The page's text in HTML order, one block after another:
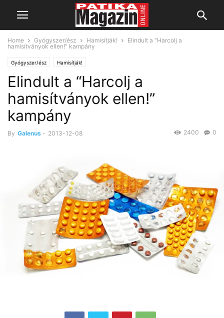
Home Gyógyszer/ész Hamisítják!
Elindult a “Harcolj a
hamisítványok ellen!” kampány
Gyógyszer/ész Hamisítják!
Elindult a “Harcolj a
hamisítványok ellen!”
kampány
By Galenus - 2013-12-08 0
2400